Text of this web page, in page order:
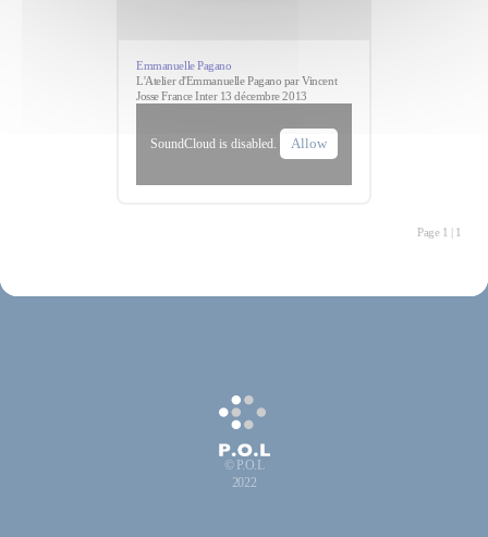
Emmanuelle Pagano
L'Atelier d'Emmanuelle Pagano par Vincent
Josse France Inter 13 décembre 2013
SoundCloud is disabled. Allow
Page 1 | 1
© P.O.L
2022